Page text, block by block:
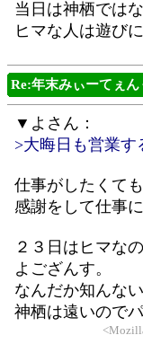
当日は神栖では
ヒマな人は遊び
Re:年末みぃーてぇん
▼よさん：
>大晦日も営業
仕事がしたくて
感謝をして仕事
２３日はヒマな
よござんす。
なんだか知んな
神栖は遠いのでパ